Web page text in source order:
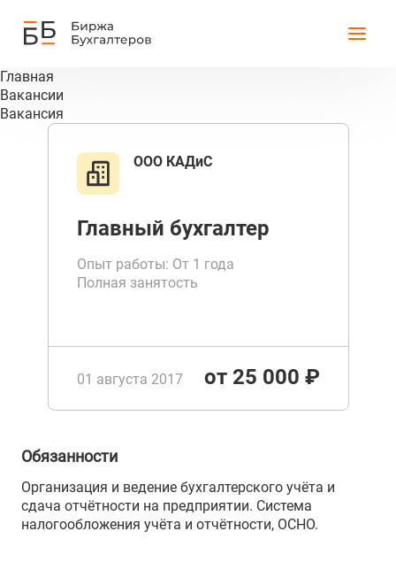
Главная
Вакансии
Вакансия
ООО КАДиС
Главный бухгалтер
Опыт работы: От 1 года
Полная занятость
01 августа 2017 от 25 000 ₽
Обязанности
Организация и ведение бухгалтерского учёта и
сдача отчётности на предприятии. Система
налогообложения учёта и отчётности, ОСНО.